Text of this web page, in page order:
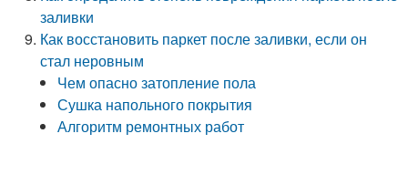
заливки
Как восстановить паркет после заливки, если он
стал неровным
Чем опасно затопление пола
Сушка напольного покрытия
Алгоритм ремонтных работ